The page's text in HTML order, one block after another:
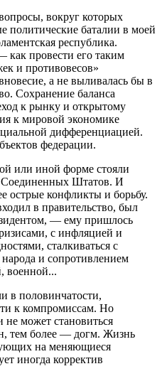
вокруг которых
политические баталии в моей
республика.
как провести его таким
и противовесов»
а не выливалась бы в
Сохранение баланса
к рынку и открытому
к мировой экономике
дифференциацией.
федерации.
или иной форме стояли
Соединенных Штатов. И
острые конфликты и борьбу.
в правительство, был
— ему пришлось
с инфляцией и
сталкиваться с
и сопротивлением
военной...
в половинчатости,
к компромиссам. Но
не может становиться
тем более — догм. Жизнь
на меняющиеся
иногда корректив